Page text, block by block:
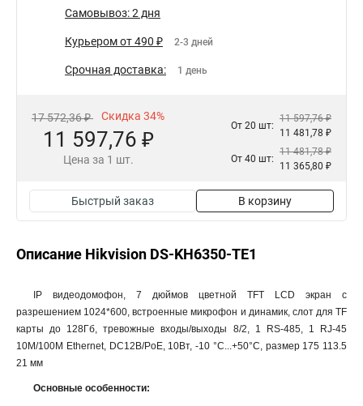
Самовывоз: 2 дня
Курьером от 490 ₽ 2-3 дней
Срочная доставка: 1 день
17 572,36 ₽ Скидка 34%
11 597,76 ₽
Цена за 1 шт.
От 20 шт:
11 597,76 ₽
11 481,78 ₽
От 40 шт:
11 481,78 ₽
11 365,80 ₽
Быстрый заказ В корзину
Описание Hikvision DS-KH6350-TE1
IP видеодомофон, 7 дюймов цветной TFT LCD экран с
разрешением 1024*600, встроенные микрофон и динамик, слот для TF
карты до 128Гб, тревожные входы/выходы 8/2, 1 RS-485, 1 RJ-45
10M/100M Ethernet, DC12В/PoE, 10Вт, -10 °C...+50°C, размер 175 113.5
21 мм
Основные особенности: